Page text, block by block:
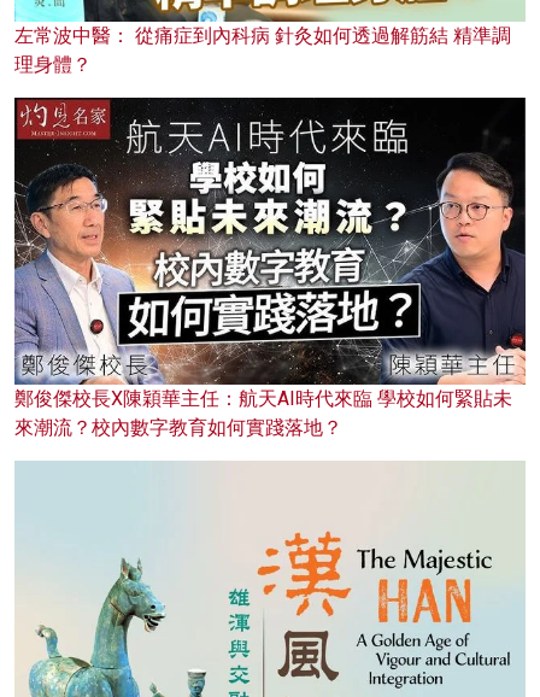
左常波中醫： 從痛症到內科病 針灸如何透過解筋結 精準調
理身體？
鄭俊傑校長X陳穎華主任：航天AI時代來臨 學校如何緊貼未
來潮流？校內數字教育如何實踐落地？